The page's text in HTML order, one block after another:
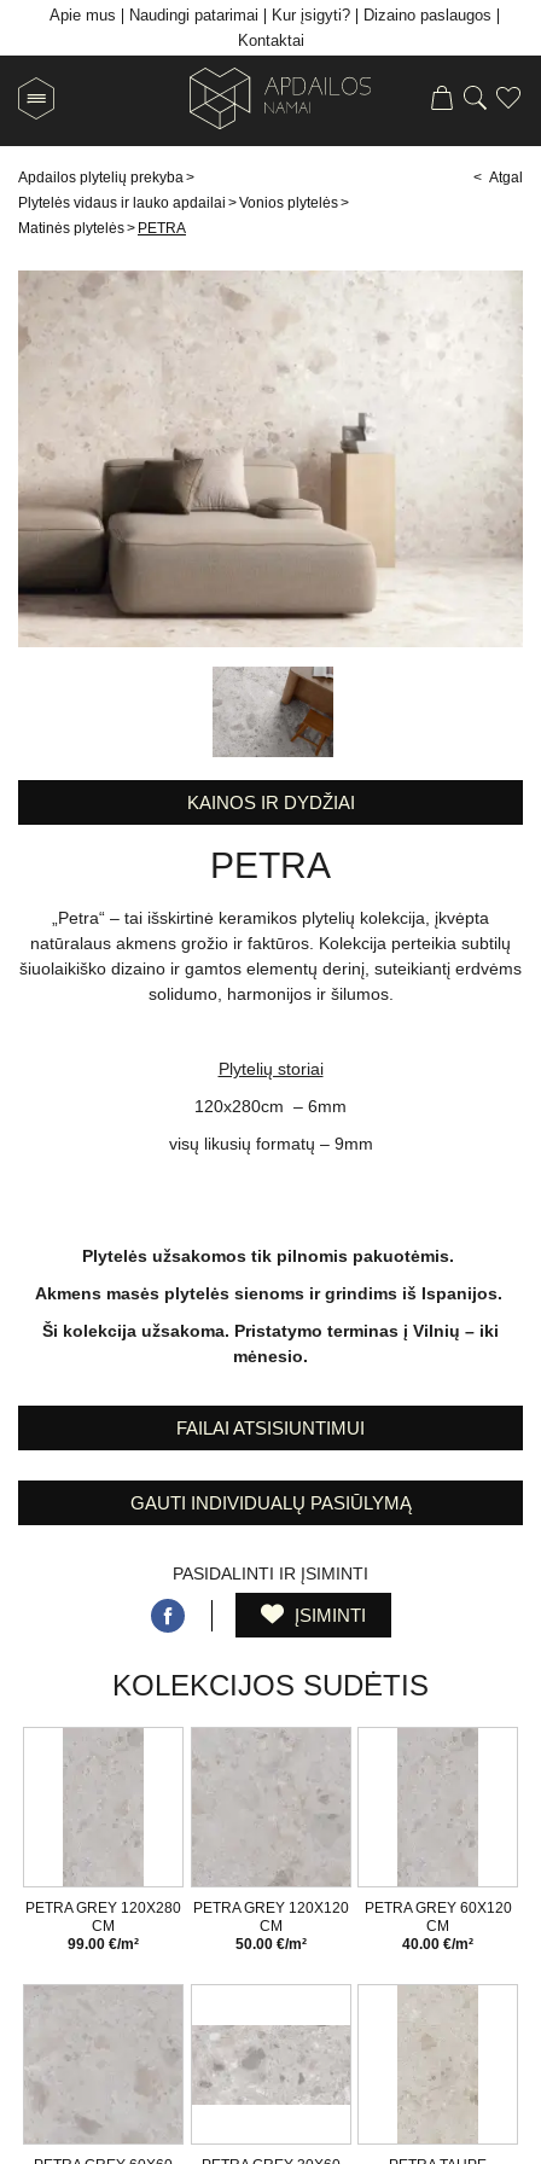
Apie mus Naudingi patarimai Kur įsigyti?
Dizaino paslaugos
Kontaktai
Apdailos plytelių prekyba >
Plytelės vidaus ir lauko apdailai >Vonios plytelės>
Matinės plytelės> PETRA
< Atgal
KAINOS IR DYDŽIAI
PETRA
„Petra“ – tai išskirtinė keramikos plytelių kolekcija, įkvėpta
natūralaus akmens grožio ir faktūros. Kolekcija perteikia subtilų
šiuolaikiško dizaino ir gamtos elementų derinį, suteikiantį erdvėms
solidumo, harmonijos ir šilumos.
Plytelių storiai
120x280cm – 6mm
visų likusių formatų – 9mm
Plytelės užsakomos tik pilnomis pakuotėmis.
Akmens masės plytelės sienoms ir grindims iš Ispanijos.
Ši kolekcija užsakoma. Pristatymo terminas į Vilnių – iki
mėnesio.
FAILAI ATSISIUNTIMUI
GAUTI INDIVIDUALŲ PASIŪLYMĄ
PASIDALINTI IR ĮSIMINTI
ĮSIMINTI
KOLEKCIJOS SUDĖTIS
PETRA GREY 120X280
CM
99.00 €/m²
PETRA GREY 120X120
CM
50.00 €/m²
PETRA GREY 60X120
CM
40.00 €/m²